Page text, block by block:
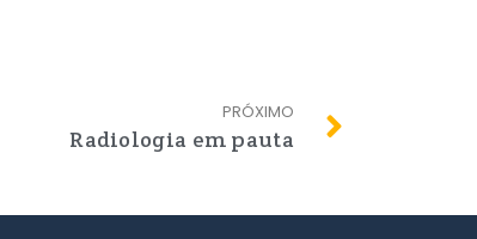
PRÓXIMO
Radiologia em pauta